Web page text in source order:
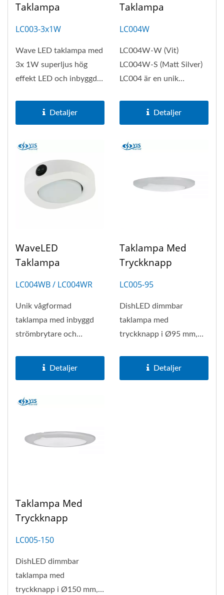
Taklampa
LC003-3x1W
Wave LED taklampa med
3x 1W superljus hög
effekt LED och inbyggd
Detaljer
Taklampa
LC004W
LC004W-W (Vit)
LC004W-S (Matt Silver)
LC004 är en unik
Detaljer
WaveLED
Taklampa
LC004WB / LC004WR
Unik vågformad
taklampa med inbyggd
strömbrytare och
Detaljer
Taklampa Med
Tryckknapp
LC005-95
DishLED dimmbar
taklampa med
tryckknapp i Ø95 mm,
Detaljer
Taklampa Med
Tryckknapp
LC005-150
DishLED dimmbar
taklampa med
tryckknapp i Ø150 mm,